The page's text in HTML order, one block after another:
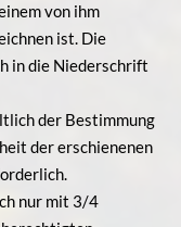
von ihm
ist. Die
in die Niederschrift
der Bestimmung
der erschienenen
nur mit 3/4